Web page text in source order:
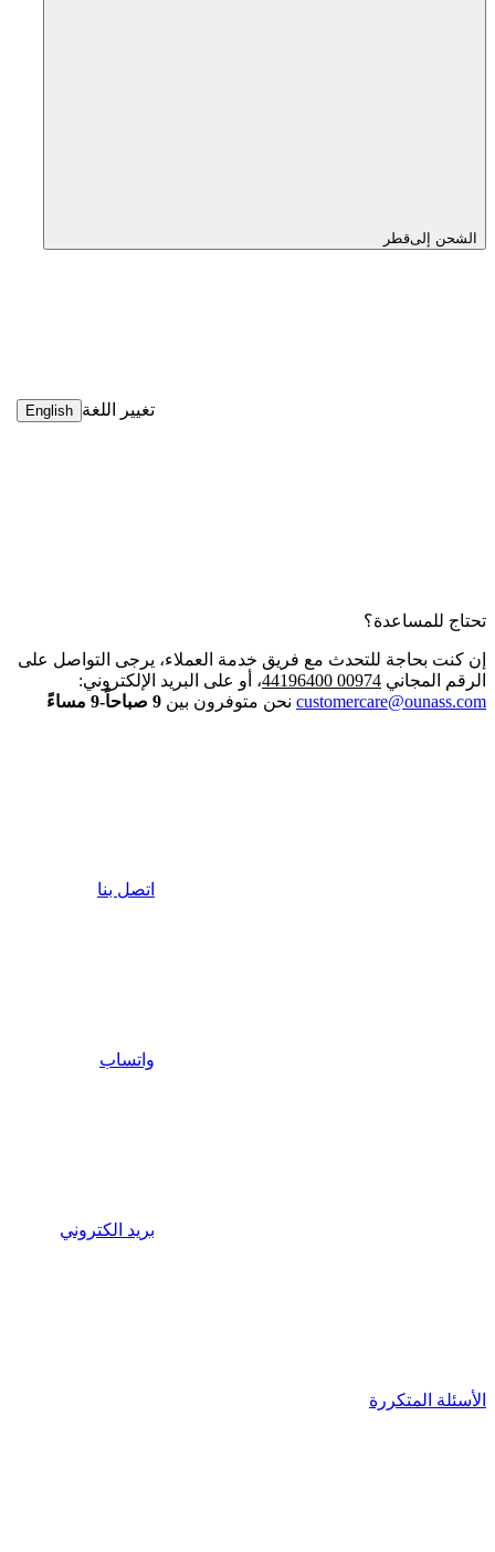
الشحن إلىقطر
تغيير اللغة English
تحتاج للمساعدة؟
إن كنت بحاجة للتحدث مع فريق خدمة العملاء، يرجى التواصل على
الرقم المجاني 00974 44196400
، أو على البريد الإلكتروني:
customercare@ounass.com نحن متوفرون بين 9 صباحاً-9 مساءً
اتصل بنا
واتساب
بريد الكتروني
الأسئلة المتكررة